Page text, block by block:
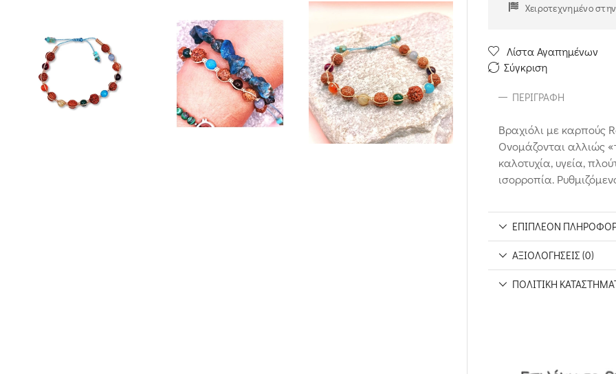
Χειροτεχνημένο
Λίστα Αγαπημένων
Σύγκριση
ΠΕΡΙΓΡΑΦΉ
Βραχιόλι με καρπούς
Ονομάζονται αλλιώς
καλοτυχία, υγεία,
ισορροπία.
ΕΠΙΠΛΈΟΝ
ΑΞΙΟΛΟΓΉΣΕΙΣ (0)
ΠΟΛΙΤΙΚΉ